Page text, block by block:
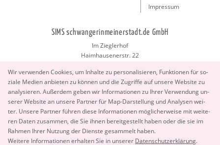
Wir ver­wen­den Coo­kies, um In­hal­te zu per­so­na­li­sie­ren, Funk­tio­nen für so­
zia­le Me­di­en an­bie­ten zu kön­nen und die Zu­grif­fe auf un­se­re Web­site zu
ana­ly­sie­ren. Au­ßer­dem geben wir In­for­ma­tio­nen zu Ihrer Ver­wen­dung un­
se­rer Web­site an un­se­re Part­ner für Map-Dar­stel­lung und Ana­ly­sen wei­
ter. Un­se­re Part­ner füh­ren diese In­for­ma­tio­nen mög­li­cher­wei­se mit wei­te­
ren Daten zu­sam­men, die Sie ihnen be­reit­ge­stellt haben oder die sie im
Rah­men Ihrer Nut­zung der Diens­te ge­sam­melt haben.
Wei­te­re In­for­ma­tio­nen er­hal­ten Sie in un­se­rer Da­ten­schut­z­er­klä­rung.
Impressum
SIMS schwangerinmeinerstadt.de GmbH
Im Zieglerhof
Haimhausenerstr. 22
info@schwangerinmeinerstadt.de
Copyright 2026 © SIMS schwangerinmeinerstadt.de GmbH.